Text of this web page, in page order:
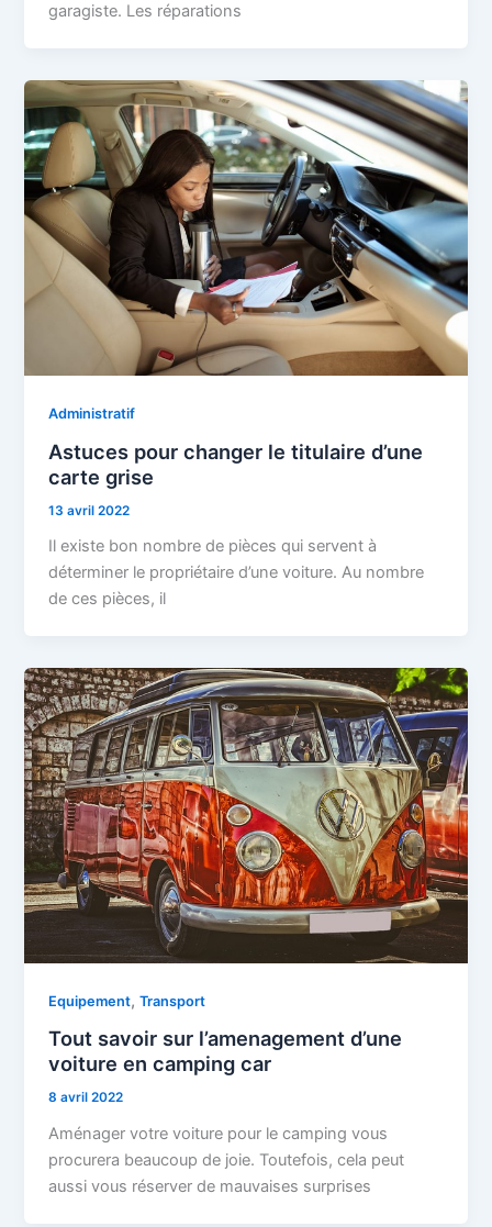
garagiste. Les réparations
Administratif
Astuces pour changer le titulaire d’une
carte grise
13 avril 2022
Il existe bon nombre de pièces qui servent à
déterminer le propriétaire d’une voiture. Au nombre
de ces pièces, il
Equipement,Transport
Tout savoir sur l’amenagement d’une
voiture en camping car
8 avril 2022
Aménager votre voiture pour le camping vous
procurera beaucoup de joie. Toutefois, cela peut
aussi vous réserver de mauvaises surprises